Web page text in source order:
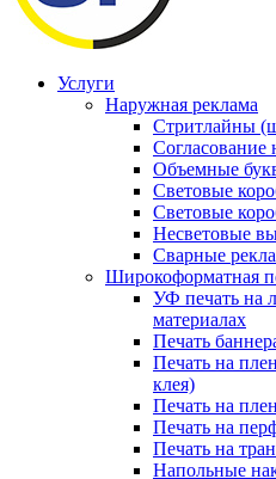
Услуги
Наружная реклама
Стритлайны
Объемные
Световые
Световые
Несветовые
Сварные
Широкоформатная
УФ печать на
материалах
Печать
Печать на
клея)
Печать на
Печать на
Печать на
Напольные